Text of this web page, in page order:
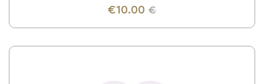
€10.00 €
UZZINI VAIRĀK